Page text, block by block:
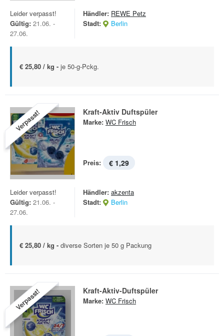
Leider verpasst!
Gültig: 21.06. -
27.06.
Händler: REWE Petz
Stadt:
Berlin
€ 25,80 / kg - je 50-g-Pckg.
Verpasst! Kraft-Aktiv Duftspüler
Marke: WC Frisch
Preis: € 1,29
Leider verpasst!
Gültig: 21.06. -
27.06.
Händler: akzenta
Stadt:
Berlin
€ 25,80 / kg - diverse Sorten je 50 g Packung
Verpasst! Kraft-Aktiv-Duftspüler
Marke: WC Frisch